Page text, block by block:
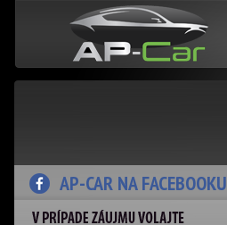
AP-CAR NA FACEBOOKU